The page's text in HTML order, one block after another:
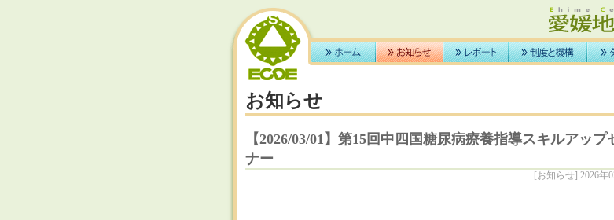
お知らせ
【2026/03/01】第15回中四国糖尿病療養指導スキルアップ
ナー
[お知らせ] 2026年